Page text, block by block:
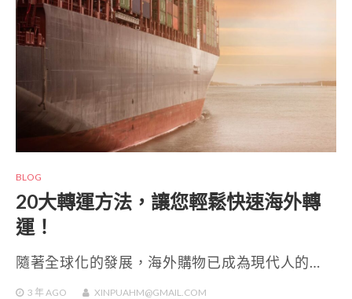
BLOG
20大轉運方法，讓您輕鬆快速海外轉
運！
隨著全球化的發展，海外購物已成為現代人的…
3 年 AGO XINPUAHM@GMAIL.COM